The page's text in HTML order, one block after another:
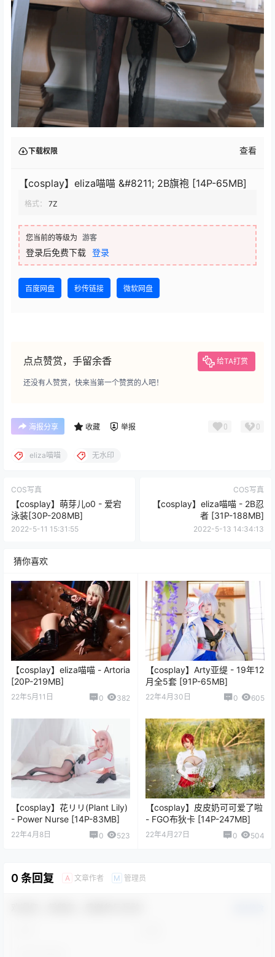
下载权限 查看
【cosplay】eliza喵喵 &#8211; 2B旗袍 [14P-65MB]
格式： 7Z
您当前的等级为 游客
登录后免费下载 登录
百度网盘 秒传链接 微软网盘
点点赞赏，手留余香 给TA打赏
还没有人赞赏，快来当第一个赞赏的人吧！
海报分享 收藏 举报 0 0
eliza喵喵 无水印
COS写真
【cosplay】萌芽儿o0 - 爱宕
泳装[30P-208MB]
2022-5-11 15:31:55
COS写真
【cosplay】eliza喵喵 - 2B忍
者 [31P-188MB]
2022-5-13 14:34:13
猜你喜欢
【cosplay】eliza喵喵 - Artoria
[20P-219MB]
22年5月11日 0 382
【cosplay】Arty亚缇 - 19年12
月全5套 [91P-65MB]
22年4月30日 0 605
【cosplay】花リリ(Plant Lily)
- Power Nurse [14P-83MB]
22年4月8日 0 523
【cosplay】皮皮奶可可爱了啦
- FGO布狄卡 [14P-247MB]
22年4月27日 0 504
0 条回复 A 文章作者 M 管理员